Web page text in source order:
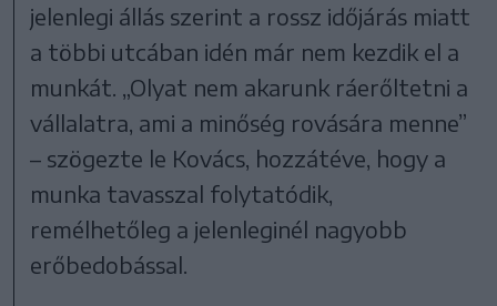
jelenlegi állás szerint a rossz időjárás miatt
a többi utcában idén már nem kezdik el a
munkát. „Olyat nem akarunk ráerőltetni a
vállalatra, ami a minőség rovására menne”
– szögezte le Kovács, hozzátéve, hogy a
munka tavasszal folytatódik,
remélhetőleg a jelenleginél nagyobb
erőbedobással.